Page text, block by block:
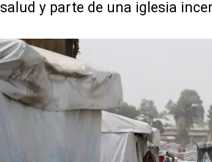
salud y parte de una iglesia